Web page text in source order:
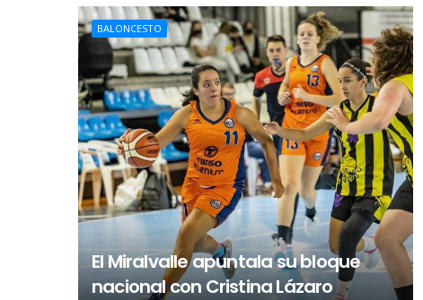
BALONCESTO
El Miralvalle apuntala su bloque
nacional con Cristina Lázaro